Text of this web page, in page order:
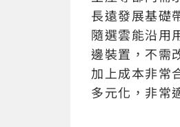
長遠發展基礎
隨選雲能沿用
邊裝置，不需
加上成本非常
多元化，非常